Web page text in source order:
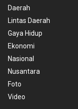
Daerah
Lintas Daerah
Gaya Hidup
Ekonomi
Nasional
Nusantara
Foto
Video